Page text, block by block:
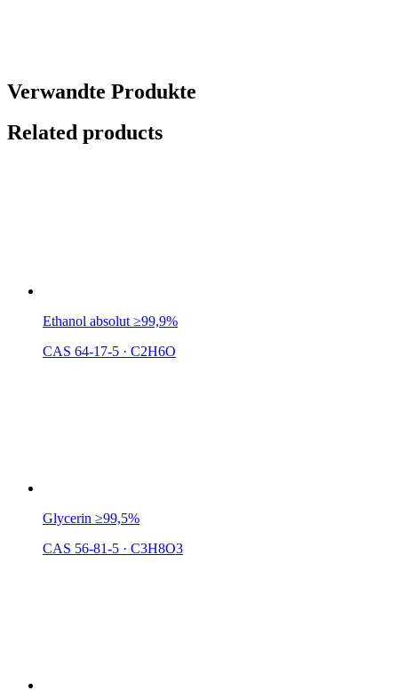
Verwandte Produkte
Related products
Ethanol absolut ≥99,9%
CAS 64-17-5 · C2H6O
Glycerin ≥99,5%
CAS 56-81-5 · C3H8O3